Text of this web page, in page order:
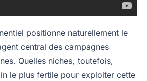
positionne naturellement le
central des campagnes
Quelles niches, toutefois,
le plus fertile pour exploiter cette